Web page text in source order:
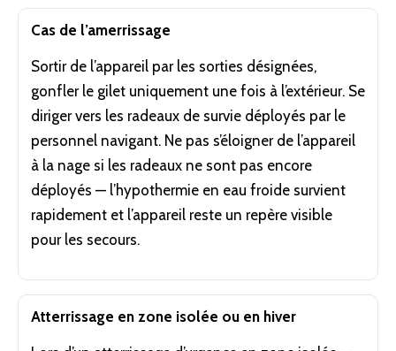
Cas de l’amerrissage
Sortir de l’appareil par les sorties désignées,
gonfler le gilet uniquement une fois à l’extérieur. Se
diriger vers les radeaux de survie déployés par le
personnel navigant. Ne pas s’éloigner de l’appareil
à la nage si les radeaux ne sont pas encore
déployés — l’hypothermie en eau froide survient
rapidement et l’appareil reste un repère visible
pour les secours.
Atterrissage en zone isolée ou en hiver